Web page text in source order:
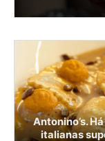
Antonino’s.
italianas